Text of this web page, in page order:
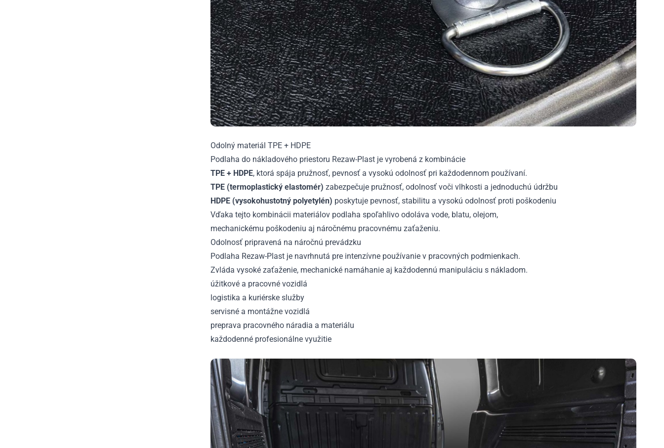
Odolný materiál TPE + HDPE
Podlaha do nákladového priestoru Rezaw-Plast je vyrobená z kombinácie
TPE + HDPE, ktorá spája pružnosť, pevnosť a vysokú odolnosť pri každodennom používaní.
TPE (termoplastický elastomér) zabezpečuje pružnosť, odolnosť voči vlhkosti a jednoduchú údržbu
HDPE (vysokohustotný polyetylén) poskytuje pevnosť, stabilitu a vysokú odolnosť proti poškodeniu
Vďaka tejto kombinácii materiálov podlaha spoľahlivo odoláva vode, blatu, olejom,
mechanickému poškodeniu aj náročnému pracovnému zaťaženiu.
Odolnosť pripravená na náročnú prevádzku
Podlaha Rezaw-Plast je navrhnutá pre intenzívne používanie v pracovných podmienkach.
Zvláda vysoké zaťaženie, mechanické namáhanie aj každodennú manipuláciu s nákladom.
úžitkové a pracovné vozidlá
logistika a kuriérske služby
servisné a montážne vozidlá
preprava pracovného náradia a materiálu
každodenné profesionálne využitie